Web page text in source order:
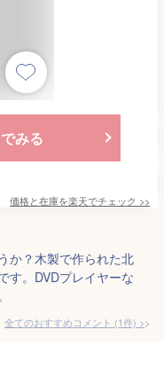
みる
価格と在庫を楽天でチェック >>
か？木製で作られた北
す。DVDプレイヤーな
全てのおすすめコメント (1件) >